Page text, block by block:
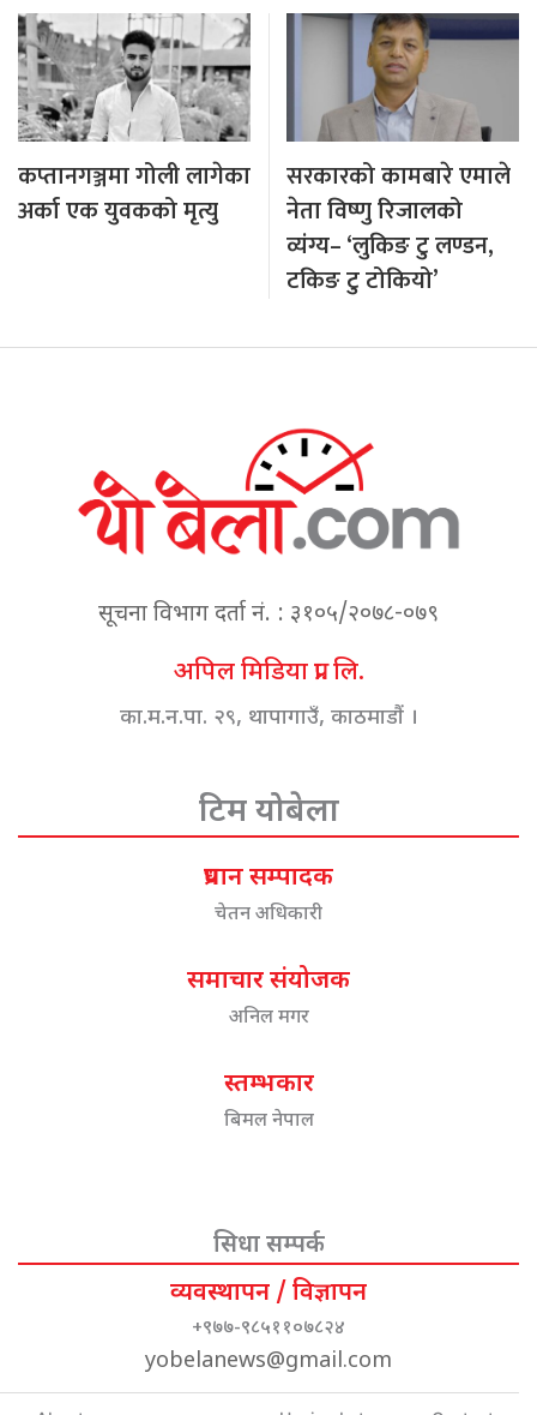
कप्तानगञ्जमा गोली लागेका
अर्का एक युवकको मृत्यु
सरकारको कामबारे एमाले
नेता विष्णु रिजालको
व्यंग्य– ‘लुकिङ टु लण्डन,
टकिङ टु टोकियो’
सूचना विभाग दर्ता नं. : ३१०५/२०७८-०७९
अपिल मिडिया प्रा. लि.
का.म.न.पा. २९, थापागाउँ, काठमाडौं ।
टिम योबेला
प्रधान सम्पादक
चेतन अधिकारी
समाचार संयोजक
अनिल मगर
स्तम्भकार
बिमल नेपाल
सिधा सम्पर्क
व्यवस्थापन / विज्ञापन
+९७७-९८५११०७८२४
yobelanews@gmail.com